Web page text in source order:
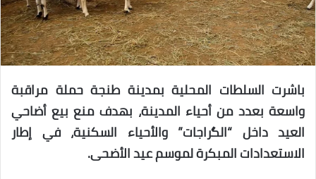
باشرت السلطات المحلية بمدينة طنجة حملة مراقبة
واسعة بعدد من أحياء المدينة، بهدف منع بيع أضاحي
العيد داخل “الگراجات” والأحياء السكنية، في إطار
الاستعدادات المبكرة لموسم عيد الأضحى.